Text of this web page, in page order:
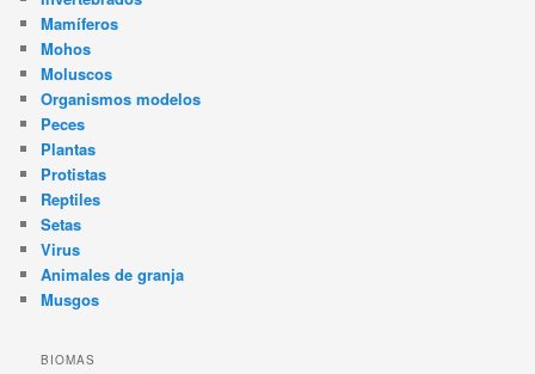
Mamíferos
Mohos
Moluscos
Organismos modelos
Peces
Plantas
Protistas
Reptiles
Setas
Virus
Animales de granja
Musgos
BIOMAS